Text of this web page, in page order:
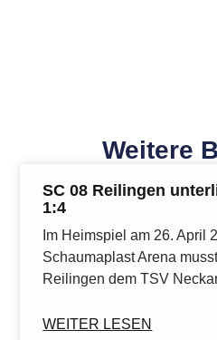
Weitere
SC 08 Reilingen
1:4
Im Heimspiel am 26. April
Schaumaplast Arena
Reilingen dem TSV
WEITER LESEN